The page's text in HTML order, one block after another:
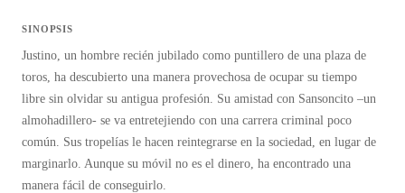
SINOPSIS
Justino, un hombre recién jubilado como puntillero de una plaza de
toros, ha descubierto una manera provechosa de ocupar su tiempo
libre sin olvidar su antigua profesión. Su amistad con Sansoncito –un
almohadillero- se va entretejiendo con una carrera criminal poco
común. Sus tropelías le hacen reintegrarse en la sociedad, en lugar de
marginarlo. Aunque su móvil no es el dinero, ha encontrado una
manera fácil de conseguirlo.